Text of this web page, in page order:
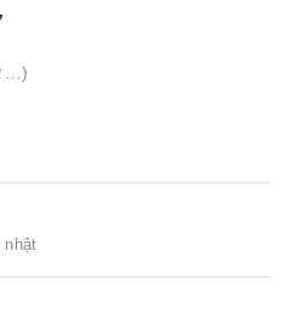
)
nhật